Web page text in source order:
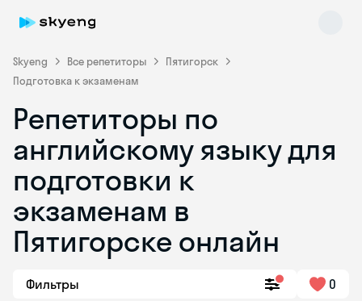
Skyeng Все репетиторы
Пятигорск
Подготовка к экзаменам
Репетиторы по
английскому языку для
подготовки к
экзаменам в
Пятигорске онлайн
Фильтры 0
Skyeng Chat